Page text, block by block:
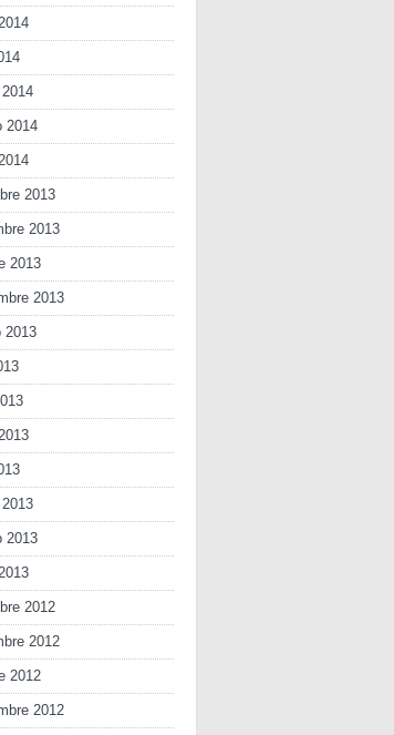
2014
2013
2013
2013
2013
2013
2013
2012
2012
2012
2012